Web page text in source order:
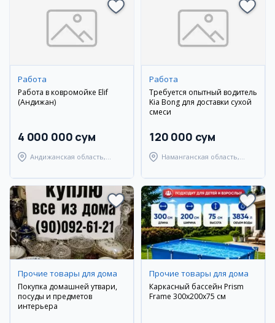
Работа
Работа в ковромойке Elif
(Андижан)
4 000 000 сум
Андижанская область,
Работа
Требуется опытный водитель
Kia Bong для доставки сухой
смеси
120 000 сум
Наманганская область,
Прочие товары для дома
Покупка домашней утвари,
посуды и предметов
интерьера
Прочие товары для дома
Каркасный бассейн Prism
Frame 300х200х75 см